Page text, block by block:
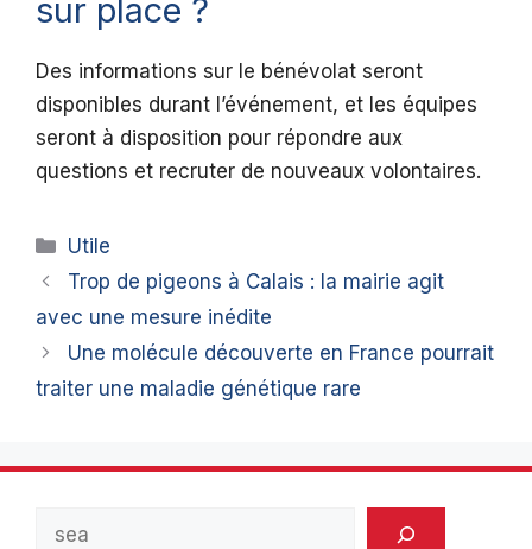
sur place ?
Des informations sur le bénévolat seront
disponibles durant l’événement, et les équipes
seront à disposition pour répondre aux
questions et recruter de nouveaux volontaires.
Catégories
Utile
Trop de pigeons à Calais : la mairie agit
avec une mesure inédite
Une molécule découverte en France pourrait
traiter une maladie génétique rare